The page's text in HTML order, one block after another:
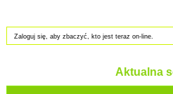
Zaloguj się, aby zbaczyć, kto jest teraz on-line.
Aktualna